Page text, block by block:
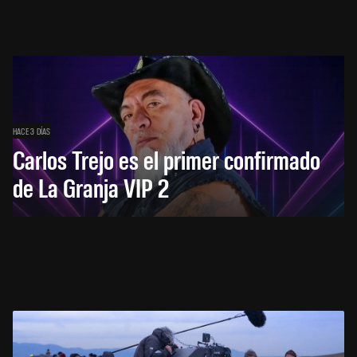
HACE 3 DÍAS
Carlos Trejo es el primer confirmado
de La Granja VIP 2